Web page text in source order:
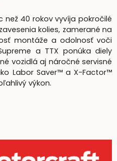
než 40 rokov vyvíja pokročilé
kolies, zamerané na
montáže a odolnosť voči
a TTX ponúka diely
vozidlá aj náročné servisné
Labor Saver™ a X-Factor™
výkon.